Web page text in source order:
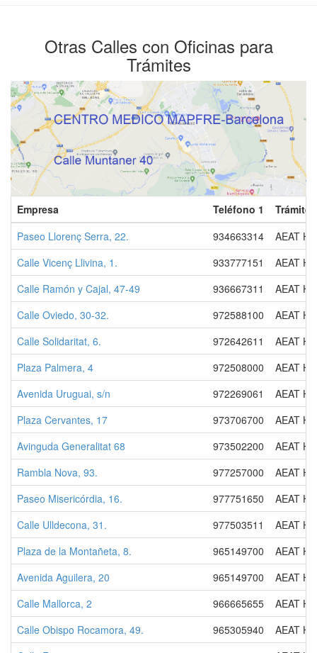
Otras Calles con Oficinas para
Trámites
Empresa Teléfono 1
Trámites
Paseo Llorenç Serra, 22.
934663314
AEAT
Calle Vicenç Llivina, 1.
933777151
AEAT
Calle Ramón y Cajal, 47-49
936667311
AEAT
Calle Oviedo, 30-32.
972588100
AEAT
Calle Solidaritat, 6.
972642611
AEAT
Plaza Palmera, 4
972508000
AEAT
Avenida Uruguai, s/n
972269061
AEAT
Plaza Cervantes, 17
973706700
AEAT
Avinguda Generalitat 68
973502200
AEAT
Rambla Nova, 93.
977257000
AEAT
Paseo Misericórdia, 16.
977751650
AEAT
Calle Ulldecona, 31.
977503511
AEAT
Plaza de la Montañeta, 8.
965149700
AEAT
Avenida Aguilera, 20
965149700
AEAT
Calle Mallorca, 2
966665655
AEAT
Calle Obispo Rocamora, 49.
965305940
AEAT